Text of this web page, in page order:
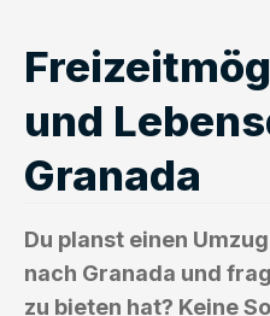
und
Granada
Du planst einen
nach Granada und
zu bieten hat? Keine